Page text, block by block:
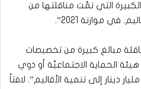
التي تمَّت مناقلتها من
في موازنة 2021”.
مبالغ كبيرة من تخصيصات
الحماية الاجتماعيَّة أو ذوي
الإعاقة، بلغت نحو ترليون و700 مليار دينار إلى تنمية الأقاليم”. لافتاً